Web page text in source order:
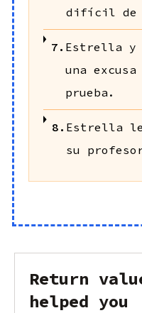
difícil de
7. Estrella y
una
prueba.
8. Estrella
su
Return
helped you